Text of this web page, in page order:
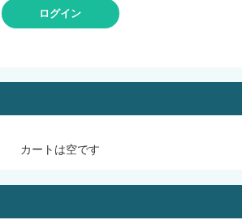
ログイン
カートは空です